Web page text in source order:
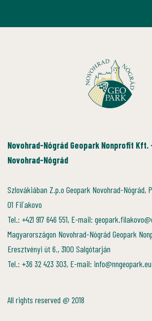
Novohrad-Nógrád Geopark Nonprofit Kft.
Novohrad-Nógrád
Szlovákiában Z.p.o Geopark Novohrad-Nógrád,
01 Fiľakovo
Tel.: +421 917 646 551, E-mail:
Magyarországon Novohrad-Nógrád Geopark
Eresztvényi út 6., 3100 Salgótarján
Tel.: +36 32 423 303, E-mail: info@nngeopark.eu
All rights reserved @ 2018